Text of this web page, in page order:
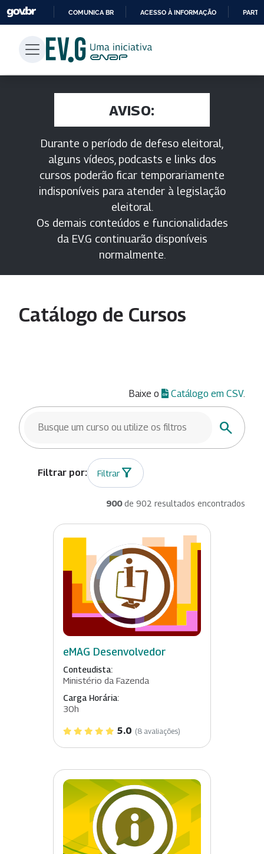
PARA
CONTEÚDO
COMUNICA BR ACESSO À INFORMAÇÃO
AVISO:
Durante o período de defeso eleitoral,
alguns vídeos, podcasts e links dos
cursos poderão ficar temporariamente
indisponíveis para atender à legislação
eleitoral.
Os demais conteúdos e funcionalidades
da EV.G continuarão disponíveis
normalmente.
Catálogo de Cursos
Baixe o Catálogo em CSV.
BUSCAR CURSOS
Buscar
Filtrar
900de 902 resultados encontrados
eMAG Desenvolvedor
Conteudista:
Ministério da Fazenda
Carga Horária:
30h
5.0 (8 avaliações)